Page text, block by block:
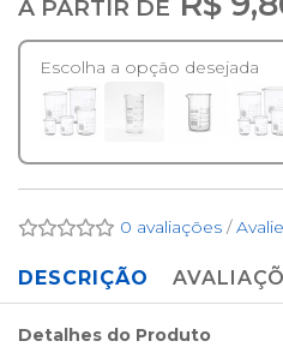
A PARTIR DE
Escolha a opção desejada
0 avaliações /
DESCRIÇÃO
Detalhes do Produto